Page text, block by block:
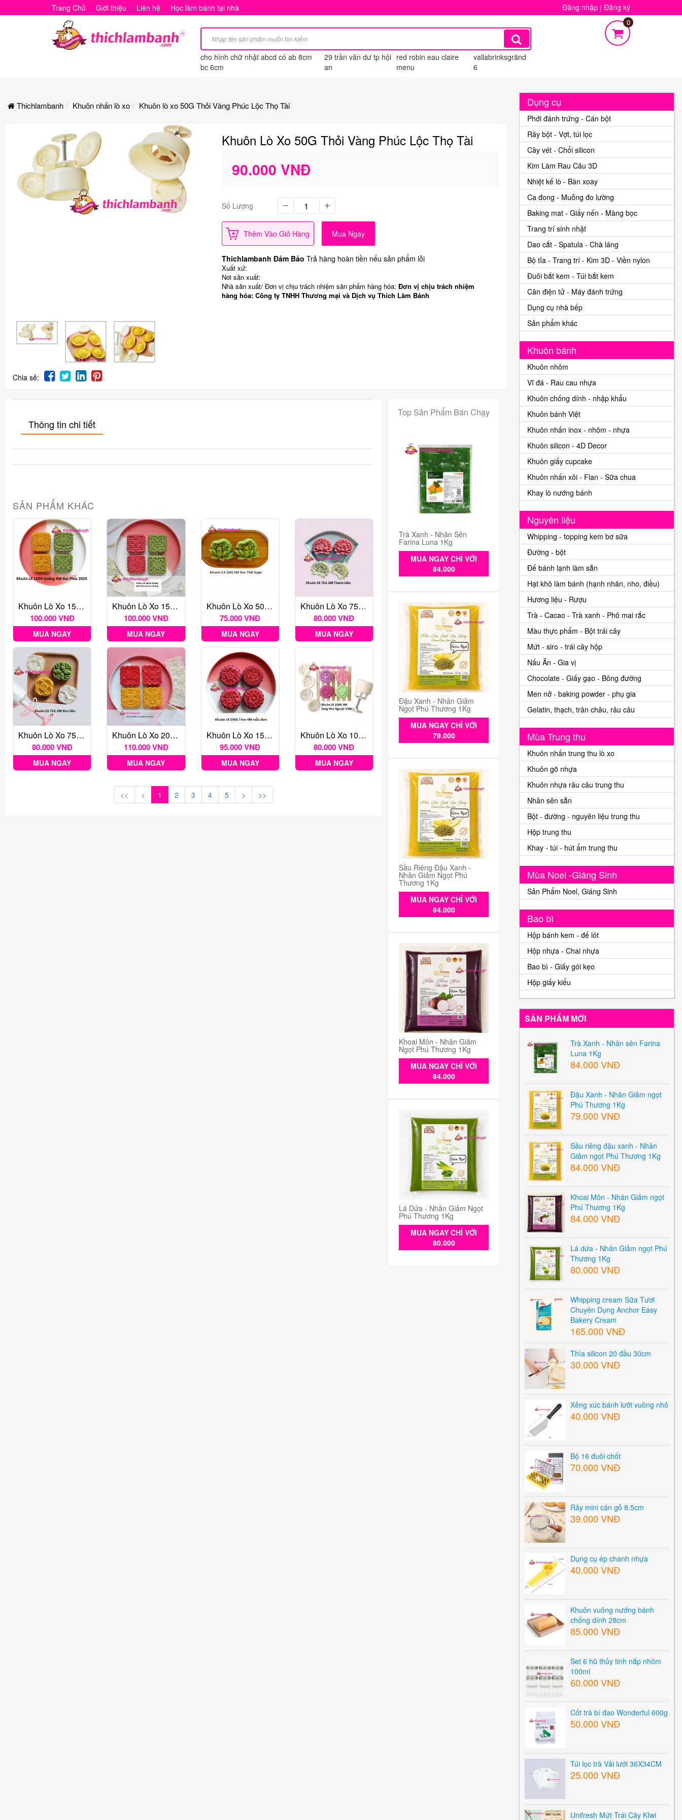
Khuôn
Vàng
Thọ
Tài
Trang Chủ Giới thiệu Liên hệ Học làm bánh tại nhà Đăng nhập | Đăng ký
cho hình chữ nhật abcd có ab 8cm
bc 6cm
29 trần văn dư tp hội
an
red robin eau claire
menu
vallabrinksgränd
6
0
Thichlambanh Khuôn nhấn lò xo Khuôn lò xo 50G Thỏi Vàng Phúc Lộc Thọ Tài
Chia sẻ:
Khuôn Lò Xo 50G Thỏi Vàng Phúc Lộc Thọ Tài
90.000 VNĐ
Số Lượng
Thêm Vào Giỏ Hàng Mua Ngay
Thichlambanh Đảm Bảo Trả hàng hoàn tiền nếu sản phẩm lỗi
Xuất xứ:
Nơi sản xuất:
Nhà sản xuất/ Đơn vị chịu trách nhiệm sản phẩm hàng hóa: Đơn vị chịu trách nhiệm
hàng hóa: Công ty TNHH Thương mại và Dịch vụ Thích Làm Bánh
Thông tin chi tiết
SẢN PHẨM KHÁC
Khuôn Lò Xo 150G Vuông 4M Đại Phúc 2025
100.000 VNĐ
MUA NGAY
Khuôn Lò Xo 150G Vuông 4M Phú Quý An Khang
100.000 VNĐ
MUA NGAY
Khuôn Lò Xo 50G 2M Sen Thỏ Ngọc
75.000 VNĐ
MUA NGAY
Khuôn Lò Xo 75G 2M Thanh Liên
80.000 VNĐ
MUA NGAY
Khuôn Lò Xo 75G 2M Kim Tiền
80.000 VNĐ
MUA NGAY
Khuôn Lò Xo 200G Vuông 4M Đại Phúc 2025
110.000 VNĐ
MUA NGAY
Khuôn Lò Xo 150G Tròn 4M Mẫu Đơn
95.000 VNĐ
MUA NGAY
Khuôn Lò Xo 100G 4M Song Hoa Nguyệt Viên
80.000 VNĐ
MUA NGAY
<< < 1 2 3 4 5 > >>
Top Sản Phẩm Bán Chạy
Trà Xanh - Nhân Sên
Farina Luna 1Kg
MUA NGAY CHỈ VỚI
84.000
Đậu Xanh - Nhân Giảm
Ngọt Phú Thương 1Kg
MUA NGAY CHỈ VỚI
79.000
Sầu Riêng Đậu Xanh -
Nhân Giảm Ngọt Phú
Thương 1Kg
MUA NGAY CHỈ VỚI
84.000
Khoai Môn - Nhân Giảm
Ngọt Phú Thương 1Kg
MUA NGAY CHỈ VỚI
84.000
Lá Dứa - Nhân Giảm Ngọt
Phú Thương 1Kg
MUA NGAY CHỈ VỚI
80.000
Dụng cụ
Phới đánh trứng - Cán bột
Rây bột - Vợt, túi lọc
Cây vét - Chổi silicon
Kim Làm Rau Câu 3D
Nhiệt kế lò - Bàn xoay
Ca đong - Muỗng đo lường
Baking mat - Giấy nến - Màng bọc
Trang trí sinh nhật
Dao cắt - Spatula - Chà láng
Bộ tỉa - Trang trí - Kim 3D - Viền nylon
Đuôi bắt kem - Túi bắt kem
Cân điện tử - Máy đánh trứng
Dụng cụ nhà bếp
Sản phẩm khác
Khuôn bánh
Khuôn nhôm
Vĩ đá - Rau cau nhựa
Khuôn chống dính - nhập khẩu
Khuôn bánh Việt
Khuôn nhấn inox - nhôm - nhựa
Khuôn silicon - 4D Decor
Khuôn giấy cupcake
Khuôn nhấn xôi - Flan - Sữa chua
Khay lò nướng bánh
Nguyên liệu
Whipping - topping kem bơ sữa
Đường - bột
Đế bánh lạnh làm sẵn
Hạt khô làm bánh (hạnh nhân, nho, điều)
Hương liệu - Rượu
Trà - Cacao - Trà xanh - Phô mai rắc
Màu thực phẩm - Bột trái cây
Mứt - siro - trái cây hộp
Nấu Ăn - Gia vị
Chocolate - Giấy gạo - Bông đường
Men nở - baking powder - phụ gia
Gelatin, thạch, trân châu, râu câu
Mùa Trung thu
Khuôn nhấn trung thu lò xo
Khuôn gõ nhựa
Khuôn nhựa râu câu trung thu
Nhân sên sẵn
Bột - đường - nguyên liệu trung thu
Hộp trung thu
Khay - túi - hút ẩm trung thu
Mùa Noel -Giáng Sinh
Sản Phẩm Noel, Giáng Sinh
Bao bì
Hộp bánh kem - đế lót
Hộp nhựa - Chai nhựa
Bao bì - Giấy gói kẹo
Hộp giấy kiểu
SẢN PHẨM MỚI
Trà Xanh - Nhân sên Farina
Luna 1Kg
84.000 VNĐ
Đậu Xanh - Nhân Giảm ngọt
Phú Thương 1Kg
79.000 VNĐ
Sầu riêng đậu xanh - Nhân
Giảm ngọt Phú Thương 1Kg
84.000 VNĐ
Khoai Môn - Nhân Giảm ngọt
Phú Thương 1Kg
84.000 VNĐ
Lá dứa - Nhân Giảm ngọt Phú
Thương 1Kg
80.000 VNĐ
Whipping cream Sữa Tươi
Chuyên Dụng Anchor Easy
Bakery Cream
165.000 VNĐ
Thìa silicon 20 đầu 30cm
30.000 VNĐ
Xẻng xúc bánh lưỡi vuông nhỏ
40.000 VNĐ
Bộ 16 đuôi chốt
70.000 VNĐ
Rây mini cán gỗ 8.5cm
39.000 VNĐ
Dụng cụ ép chanh nhựa
40.000 VNĐ
Khuôn vuông nướng bánh
chống dính 28cm
85.000 VNĐ
Set 6 hũ thủy tinh nắp nhôm
100ml
60.000 VNĐ
Cốt trà bí đao Wonderful 600g
50.000 VNĐ
Túi lọc trà Vải lưới 36X34CM
25.000 VNĐ
Unifresh Mứt Trái Cây KIwi